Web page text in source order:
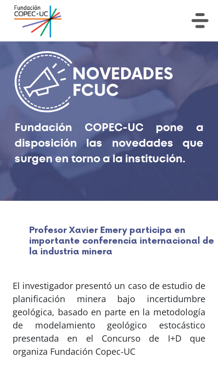
Fundación COPEC-UC pone a
disposición las novedades que
surgen en torno a la institución.
Profesor Xavier Emery participa en
importante conferencia internacional de
la industria minera
El investigador presentó un caso de estudio de
planificación minera bajo incertidumbre
geológica, basado en parte en la metodología
de modelamiento geológico estocástico
presentada en el Concurso de I+D que
organiza Fundación Copec-UC